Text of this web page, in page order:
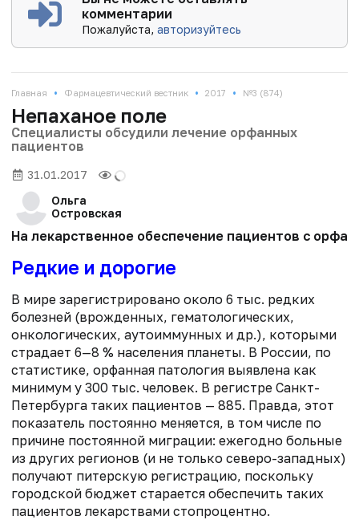
комментарии
Пожалуйста,авторизуйтесь
Главная • Фармацевтический вестник • 2017 • №3 (874)
Непаханое поле
Специалисты обсудили лечение орфанных
пациентов
31.01.2017
Ольга
Островская
На лекарственное обеспечение пациентов с
Редкие и дорогие
В мире зарегистрировано около 6 тыc. редких
болезней (врожденных, гематологических,
онкологических, аутоиммунных и др.), которыми
страдает 6—8 % населения планеты. В России, по
статистике, орфанная патология выявлена как
минимум у 300 тыс. человек. В регистре Санкт-
Петербурга таких пациентов — 885. Правда, этот
показатель постоянно меняется, в том числе по
причине постоянной миграции: ежегодно больные
из других регионов (и не только северо-западных)
получают питерскую регистрацию, поскольку
городской бюджет старается обеспечить таких
пациентов лекарствами стопроцентно.